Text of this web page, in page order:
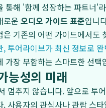
통해 '함께 성장하는 파트너'
로운 오디오 가이드 표준입니
기존의 어떤 가이드에서도
투어라이브가 최신 정보로
가장 부합하는 스마트한 선택
능성의 미래
멈추지 않습니다. 앞으로 투
사용자의 관심사나 관람 스